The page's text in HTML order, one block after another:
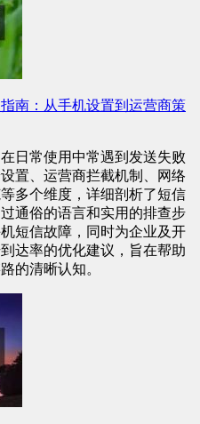
南：从手机设置到运营商策
日常使用中常遇到发送失败
置、运营商拦截机制、网络
多个维度，详细剖析了短信
通俗的语言和实用的排查步
短信故障，同时为企业及开
达率的优化建议，旨在帮助
的清晰认知。